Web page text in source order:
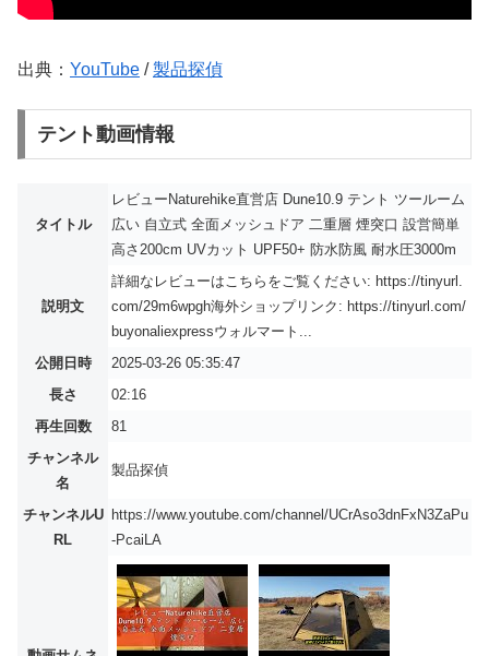
出典： YouTube /製品探偵
テント動画情報
タイトル
レビューNaturehike直営店 Dune10.9 テント ツールーム
広い 自立式 全面メッシュドア 二重層 煙突口 設営簡単
高さ200cm UVカット UPF50+ 防水防風 耐水圧3000m
説明文
詳細なレビューはこちらをご覧ください: https://tinyurl.
com/29m6wpgh海外ショップリンク: https://tinyurl.com/
buyonaliexpressウォルマート...
公開日時
2025-03-26 05:35:47
長さ
02:16
再生回数
81
チャンネル
名
製品探偵
チャンネルU
RL
https://www.youtube.com/channel/UCrAso3dnFxN3ZaPu
-PcaiLA